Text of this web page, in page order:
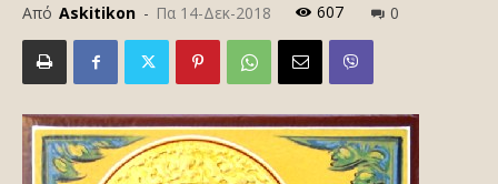
Από Askitikon - Πα 14-Δεκ-2018 607 0